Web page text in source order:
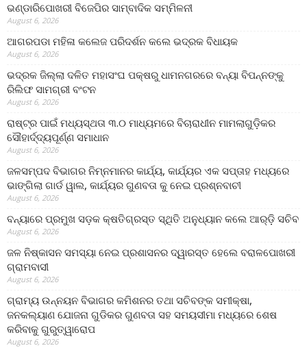
ଭଣ୍ଡାରିପୋଖରୀ ବିଜେପିର ସାମ୍ବାଦିକ ସମ୍ମିଳନୀ
August 6, 2026
ଆଗରପଡା ମହିଳା କଲେଜ ପରିଦର୍ଶନ କଲେ ଭଦ୍ରକ ବିଧାୟକ
August 6, 2026
ଭଦ୍ରକ ଜିଲ୍ଲା ଦଳିତ ମହାସଂଘ ପକ୍ଷରୁ ଧାମନଗରରେ ବନ୍ୟା ବିପନ୍ନଙ୍କୁ
ରିଲିଫ ସାମଗ୍ରୀ ବଂଟନ
August 6, 2026
ରାଷ୍ଟ୍ର ପାଇଁ ମଧ୍ୟସ୍ଥତା ୩.୦ ମାଧ୍ୟମରେ ବିଚାରାଧୀନ ମାମଲାଗୁଡ଼ିକର
ସୌହାର୍ଦ୍ଦ୍ୟପୂର୍ଣ୍ଣ ସମାଧାନ
August 6, 2026
ଜଳସମ୍ପଦ ବିଭାଗର ନିମ୍ନମାନର କାର୍ଯ୍ୟ, କାର୍ଯ୍ୟର ଏକ ସପ୍ତାହ ମଧ୍ୟରେ
ଭାଙ୍ଗିଲା ଗାର୍ଡ ୱାଲ, କାର୍ଯ୍ୟର ଗୁଣବତା କୁ ନେଇ ପ୍ରଶ୍ନବାଚୀ
August 6, 2026
ବନ୍ୟାରେ ପ୍ରମୁଖ ସଡ଼କ କ୍ଷତିଗ୍ରସ୍ତ ସ୍ଥିତି ଅନୁଧ୍ୟାନ କଲେ ଆର୍‌ଡ଼ି ସଚିବ
August 6, 2026
ଜଳ ନିଷ୍କାସନ ସମସ୍ୟା ନେଇ ପ୍ରଶାସନର ଦ୍ୱାରସ୍ତ ହେଲେ ବରାଳପୋଖରୀ
ଗ୍ରାମବାସୀ
August 6, 2026
ଗ୍ରାମ୍ୟ ଉନ୍ନୟନ ବିଭାଗର କମିଶନର ତଥା ସଚିବଙ୍କ ସମୀକ୍ଷା,
ଜନକଲ୍ୟାଣ ଯୋଜନା ଗୁଡିକର ଗୁଣବତା ସହ ସମୟସୀମା ମଧ୍ୟରେ ଶେଷ
କରିବାକୁ ଗୁରୁତ୍ୱାରୋପ
August 6, 2026